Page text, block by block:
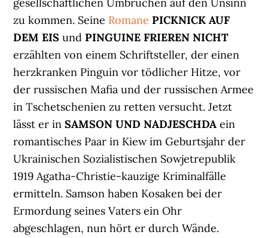
gesellschaftlichen Umbrüchen auf den Unsinn
zu kommen. Seine Romane PICKNICK AUF
DEM EIS undPINGUINE FRIEREN NICHT
erzählten von einem Schriftsteller, der einen
herzkranken Pinguin vor tödlicher Hitze, vor
der russischen Mafia und der russischen Armee
in Tschetschenien zu retten versucht. Jetzt
lässt er inSAMSON UND NADJESCHDA ein
romantisches Paar in Kiew im Geburtsjahr der
Ukrainischen Sozialistischen Sowjetrepublik
1919 Agatha-Christie-kauzige Kriminalfälle
ermitteln. Samson haben Kosaken bei der
Ermordung seines Vaters ein Ohr
abgeschlagen, nun hört er durch Wände.